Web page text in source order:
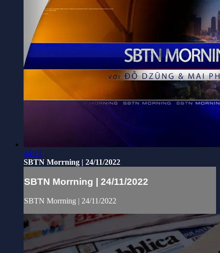
44:13
SBTN Morrning | 24/11/2022
SBTN Morrning | 24/11/2022
SBTN Morrning | 24/11/2022